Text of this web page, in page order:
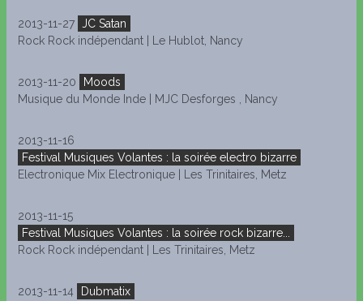
2013-11-27
JC Satan
Rock Rock indépendant | Le Hublot, Nancy
2013-11-20
Moods
Musique du Monde Inde | MJC Desforges , Nancy
2013-11-16
Festival Musiques Volantes : la soirée electro bizarre
Electronique Mix Electronique | Les Trinitaires, Metz
2013-11-15
Festival Musiques Volantes : la soirée rock bizarre...
Rock Rock indépendant | Les Trinitaires, Metz
2013-11-14
Dubmatix